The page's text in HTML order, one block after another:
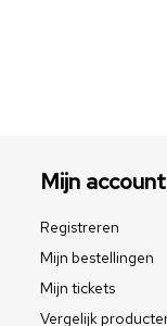
Mijn account
Registreren
Mijn bestellingen
Mijn tickets
Vergelijk